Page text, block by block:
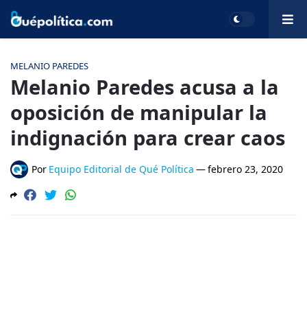
MELANIO PAREDES
Melanio Paredes acusa a la
oposición de manipular la
indignación para crear caos
Por Equipo Editorial de Qué Política —febrero 23, 2020